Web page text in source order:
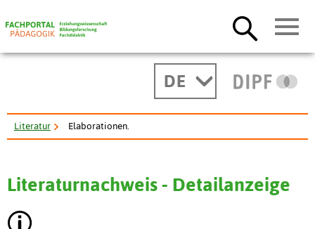
DE
Literatur Elaborationen.
Literaturnachweis - Detailanzeige